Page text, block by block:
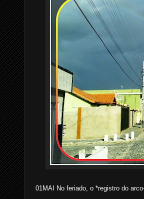
01MAI No feriado, o *registro do